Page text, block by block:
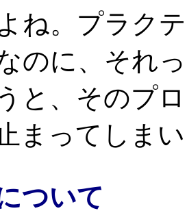
ね。プラク
のに、それ
と、そのプ
まってしま
ついて